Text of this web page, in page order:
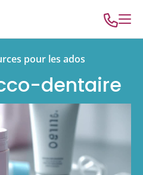
pour les ados
dentaire